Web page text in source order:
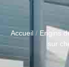
Accueil / Engins
sur